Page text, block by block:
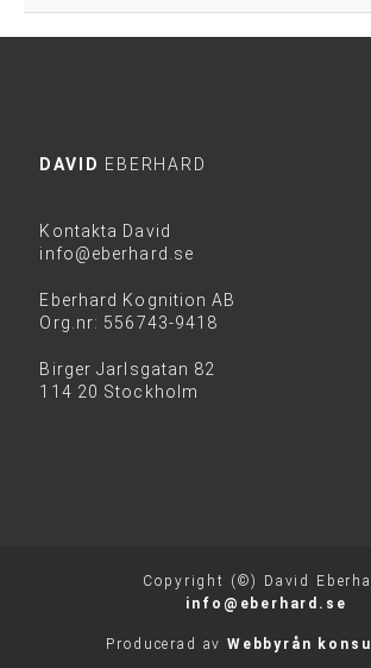
DAVID EBERHARD
Kontakta David
info@eberhard.se
Eberhard Kognition AB
Org.nr: 556743-9418
Birger Jarlsgatan 82
114 20 Stockholm
Copyright (©) David
info@eberhard.se
Producerad av Webbyrån